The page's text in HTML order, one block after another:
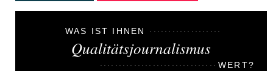
WAS IST IHNEN
Qualitätsjournalismus
WERT?